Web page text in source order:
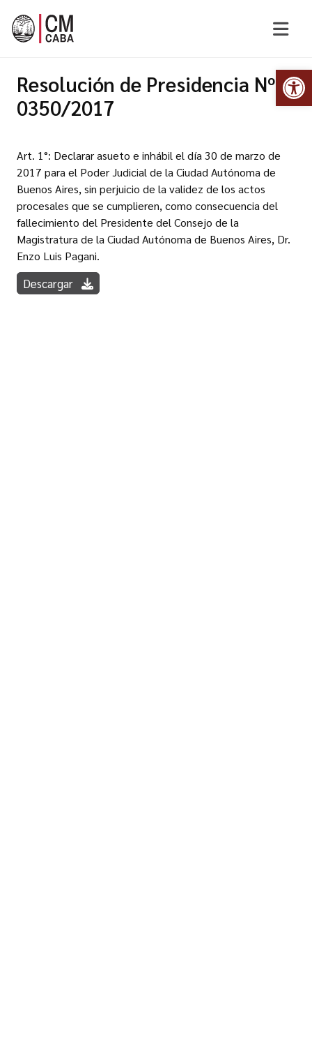
Resolución de Presidencia Nº
0350/2017
Art. 1°: Declarar asueto e inhábil el día 30 de marzo de
2017 para el Poder Judicial de la Ciudad Autónoma de
Buenos Aires, sin perjuicio de la validez de los actos
procesales que se cumplieren, como consecuencia del
fallecimiento del Presidente del Consejo de la
Magistratura de la Ciudad Autónoma de Buenos Aires, Dr.
Enzo Luis Pagani.
Descargar